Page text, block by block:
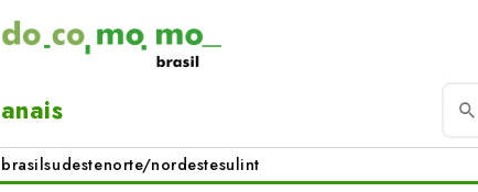
anais
brasilsudestenorte/nordestesulint